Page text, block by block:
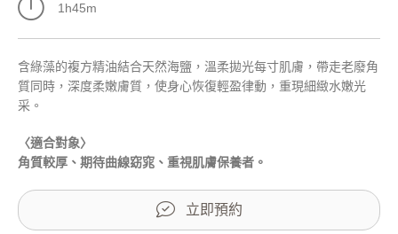
1h45m
含綠藻的複方精油結合天然海鹽，溫柔拋光每寸肌膚，帶走老廢角
質同時，深度柔嫩膚質，使身心恢復輕盈律動，重現細緻水嫩光
采。
〈適合對象〉
角質較厚、期待曲線窈窕、重視肌膚保養者。
立即預約